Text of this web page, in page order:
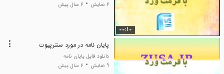
00:10
6 نمایش
6 سال پیش
پایان نامه در مورد سنترپیوت
دانلود فایل پایان نامه
9 نمایش
6 سال پیش